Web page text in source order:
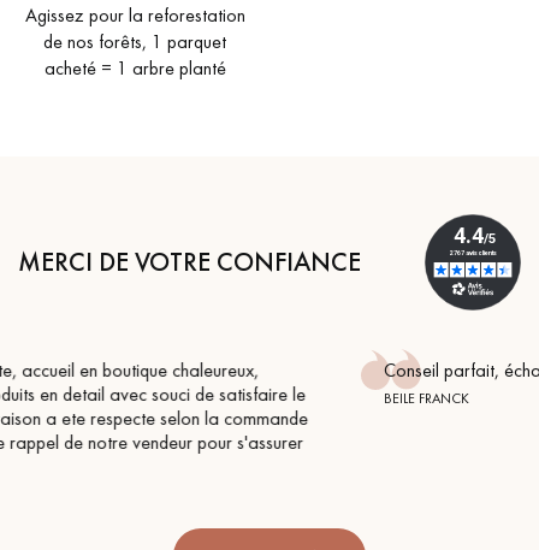
Agissez pour la reforestation
de nos forêts, 1 parquet
acheté = 1 arbre planté
MERCI DE VOTRE CONFIANCE
le
Conseil parfait, échanges fluides. Je recommande
BEILE FRANCK